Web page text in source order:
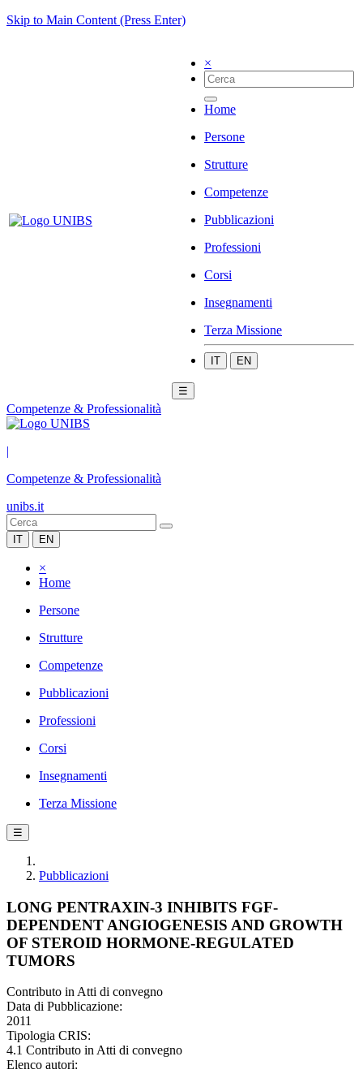
Skip to Main Content (Press Enter)
×
Home
Persone
Strutture
Competenze
Pubblicazioni
Professioni
Corsi
Insegnamenti
Terza Missione
IT EN
☰
Competenze & Professionalità
|
Competenze & Professionalità
unibs.it
IT EN
×
Home
Persone
Strutture
Competenze
Pubblicazioni
Professioni
Corsi
Insegnamenti
Terza Missione
☰
Pubblicazioni
LONG PENTRAXIN-3 INHIBITS FGF-
DEPENDENT ANGIOGENESIS AND GROWTH
OF STEROID HORMONE-REGULATED
TUMORS
Contributo in Atti di convegno
Data di Pubblicazione:
2011
Tipologia CRIS:
4.1 Contributo in Atti di convegno
Elenco autori: